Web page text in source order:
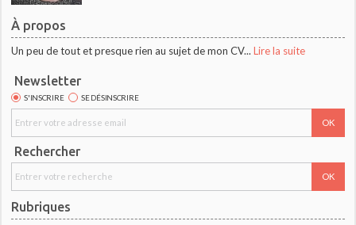
À propos
Un peu de tout et presque rien au sujet de mon CV... Lire la suite
Newsletter
S'INSCRIRE SE DÉSINSCRIRE
Rechercher
Rubriques